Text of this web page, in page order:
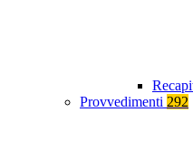
Provvedimenti 292